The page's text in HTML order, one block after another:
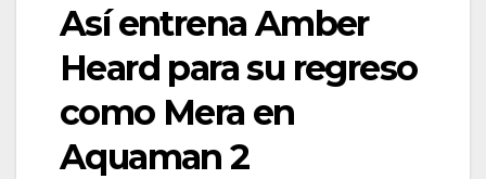
Así entrena Amber
Heard para su regreso
como Mera en
Aquaman 2